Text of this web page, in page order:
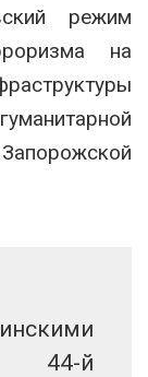
режим
на
44-й